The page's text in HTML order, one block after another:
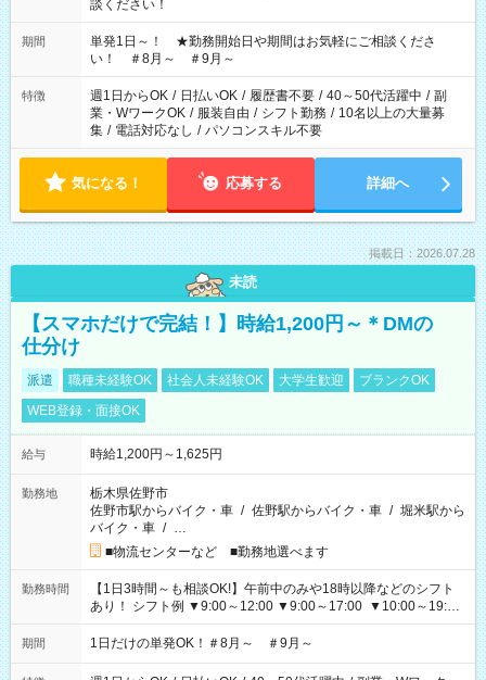
談ください！
期間
単発1日～！ ★勤務開始日や期間はお気軽にご相談くださ
い！ ＃8月～ ＃9月～
特徴 週1日からOK / 日払いOK / 履歴書不要 / 40～50代活躍中 / 副
業・WワークOK / 服装自由 / シフト勤務 / 10名以上の大量募
集 / 電話対応なし / パソコンスキル不要
気になる！ 応募する 詳細へ
掲載日：2026.07.28
未読
【スマホだけで完結！】時給1,200円～＊DMの
仕分け
派遣 職種未経験OK 社会人未経験OK 大学生歓迎
ブランクOK
WEB登録・面接OK
給与 時給1,200円～1,625円
勤務地
栃木県佐野市
佐野市駅からバイク・車 / 佐野駅からバイク・車 / 堀米駅から
バイク・車 / …
■物流センターなど ■勤務地選べます
勤務時間
【1日3時間～も相談OK!】午前中のみや18時以降などのシフト
あり！ シフト例 ▼9:00～12:00 ▼9:00～17:00 ▼10:00～19:00
▼18:00～21:00
期間 1日だけの単発OK！＃8月～ ＃9月～